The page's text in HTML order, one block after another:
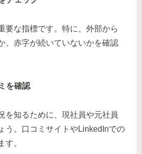
要な指標です。特に、外部から
、赤字が続いていないかを確認
を確認
を知るために、現社員や元社員
う。口コミサイトやLinkedInでの
す。